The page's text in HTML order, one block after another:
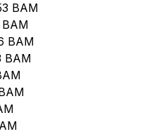
BAM
BAM
BAM
BAM